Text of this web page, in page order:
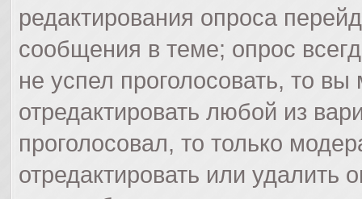
редактирования опроса
сообщения в теме; опрос
не успел проголосовать, то
отредактировать любой из
проголосовал, то только
отредактировать или удалить